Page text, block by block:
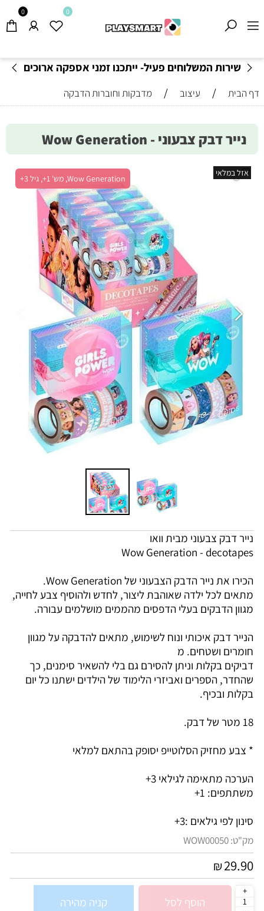
שירות המשלוחים פעיל- ייתכנו זמני אספקה ארוכים
0 0
דף הבית / עיצוב / מדבקות וחוברות הדבקה
נייר דבק צבעוני - Wow Generation
Wow Generation, מש' 1+, גיל 3+
אזל במלאי
נייר דבק צבעוני מבית וואו
Wow Generation - decotapes
הכירו את נייר הדבק הצבעוני של Wow Generation.
מתאים לכל ילדה שאוהבת ליצור, לחדש ולהוסיף צבע לחייה,
מגוון הדבקים בעלי הדפסים מהממים מושלמים עבורה.
הנייר דבק איכותי ונוח לשימוש, מתאים להדבקה על מגוון
חומרים ושטחים. מ
דביקים בקלות וניתן להסירם גם בלי להשאיר סימנים, כך
שהחדר, הספרים ואביזרי הלימוד של הילדים ישתנו כל יום
בקלות ובכיף.
18 מטר של דבק.
* צבע מחזיק הסלוטייפ יסופק בהתאם למלאי
הערכה מתאימה לגילאי 3+
משתתפים: 1+
סינון לפי גילאים :3+
מק"ט:WOW00050
₪29.90
הוסף לסל קניה מהירה